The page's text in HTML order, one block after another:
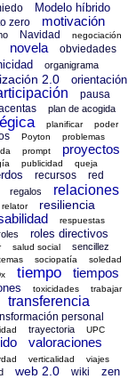
Modelo híbrido
zero motivación
Navidad negociación
novela obviedades
organigrama
2.0
orientación
pausa
plan de acogida
planificar
poder
Poyton problemas
prompt proyectos
publicidad
queja
recursos red
regalos
relaciones
relator resiliencia
respuestas
roles directivos
salud social
sencillez
sociopatía soledad
tiempo
tiempos
toxicidades trabajar
transferencia
personal
trayectoria
UPC
valoraciones
verticalidad
viajes
web 2.0 wiki zen